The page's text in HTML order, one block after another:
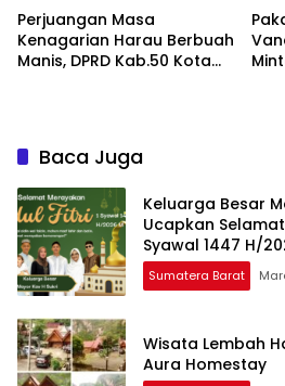
Perjuangan Masa
Kenagarian Harau Berbuah
Manis, DPRD Kab.50 Kota
Baca Juga
Keluarga Besar
Ucapkan
Syawal 1447 H/
Sumatera Barat
Wisata Lembah
Aura Homestay